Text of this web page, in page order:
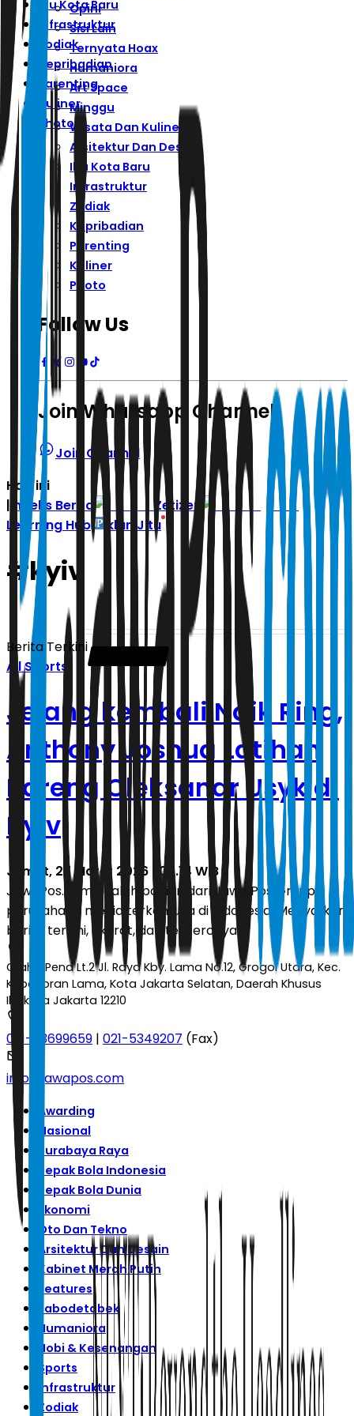
Ibu Kota Baru
Infrastruktur
Zodiak
Kepribadian
Parenting
Kuliner
Photo
Opini
Sisi Lain
Ternyata Hoax
Humaniora
Art Space
Minggu
Wisata Dan Kuliner
Arsitektur Dan Desain
Ibu Kota Baru
Infrastruktur
Zodiak
Kepribadian
Parenting
Kuliner
Photo
Follow Us
Join Whatsapp Channel
Join Channel
Hari ini
| Indeks Berita
Zetizen
Learning Hub
Iklan Jitu
#kyiv
Berita Terkini
All Sports
Jelang kembali Naik Ring,
Anthony Joshua Latihan
Bareng Oleksandr Usyk di
Kyiv
Jumat, 27 Maret 2026 | 03.14 WIB
JawaPos.com adalah bagian dari Jawa Pos Group,
perusahaan media terkemuka di Indonesia. Menyajikan
berita terkini, akurat, dan terpercaya.
Graha Pena Lt.2 Jl. Raya Kby. Lama No.12, Grogol Utara, Kec.
Kebayoran Lama, Kota Jakarta Selatan, Daerah Khusus
Ibukota Jakarta 12210
021-53699659 | 021-5349207 (Fax)
info@jawapos.com
Awarding
Nasional
Surabaya Raya
Sepak Bola Indonesia
Sepak Bola Dunia
Ekonomi
Oto Dan Tekno
Arsitektur Dan Desain
Kabinet Merah Putih
Features
Jabodetabek
Humaniora
Hobi & Kesenangan
Sports
Infrastruktur
Zodiak